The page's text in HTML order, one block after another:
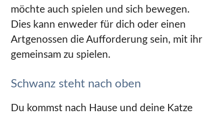
möchte auch spielen und sich bewegen.
Dies kann enweder für dich oder einen
Artgenossen die Aufforderung sein, mit ihr
gemeinsam zu spielen.
Schwanz steht nach oben
Du kommst nach Hause und deine Katze